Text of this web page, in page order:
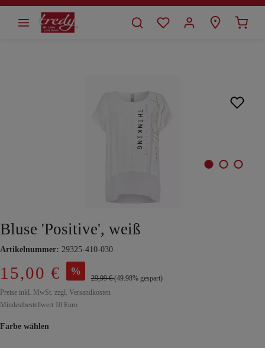
springen
Bluse 'Positive', weiß
Artikelnummer: 29325-410-030
15,00 € %
29,99 €(49.98% gespart)
Preise inkl. MwSt. zzgl. Versandkosten
Mindestbestellwert 10 Euro
Farbe wählen